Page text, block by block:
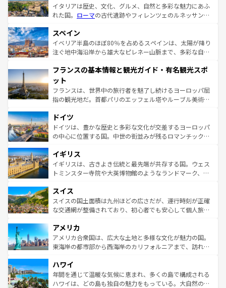
イタリアは歴史、文化、グルメ、自然と多彩な魅力にあふ
れた国。 ローマの古代遺跡やフィレンツェのルネッサンス
ろん、トスカーナの美しい田園風景やアマルフィ海岸の絶
景など、自然景観も見逃せない。観光の合間には、本場の
ピザやパスタなど、絶品のイタリア料理を堪能することも
ませてくれるイタリアで、忘れられない旅をしてみよう！
なお、新着のイタリア情報は
しい。
スペイン
イベリア半島のほぼ80％を占めるスペインは、太陽が降り
注ぐ地中海沿岸から雄大なピレネー山脈まで、多彩な自然
文化が根付くこの国では、情熱的なフラメンコ、熱気あふ
れる闘牛、そして美味しいタパスが生活の一部となってい
る。首都マドリードの洗練された雰囲気や、バルセロナの
アートに溢れた街角から、地方では古代ローマ遺跡や中世
せる。地方によって風土や気候が異なるスペインはその個
性で訪れる人を魅了する。 なお、新着のスペイン情報は コ
ンテンツ一覧を参照してほしい。
フランスの基本情報と観光ガイド・有名観光スポ
ット
フランスは、世界中の旅行者を魅了し続けるヨーロッパ屈
指の観光地だ。首都パリのエッフェル塔やルーブル美術館
で、幅広い魅力が詰まっている。華麗な宮殿、歴史的な大
聖堂、美しいビーチ、そして豊かな自然が、訪れる者を心
から魅了する。また、フランスは美食の国としても知ら
いる。シャンパンの発祥地であるランス、プロヴァンスの
香り高いラベンダー畑など、多彩な楽しみ方が可能だ。さ
らに、パリ以外の地域にも魅力が溢れており、どの街角に
れる地方に足を運ぶとそれぞれで全く異なる文化を体験で
きるだろう。 なお、新着のフランス情報はコンテンツ一覧
を参照してほしい。
ドイツ
ドイツは、豊かな歴史と多彩な文化が交差するヨーロッパ
の中心に位置する国。中世の街並みが残るロマンチック街
顔を持つこの国は、どこを歩いても飽きることがない。ベ
ルリンの文化的活気、バイエルン州のアルプスの絶景、そ
してライン川沿いのワイン畑といった風景は必見。ビール
は、お酒好きな人にはぜひ体験してほしい。 なお、新着の
ドイツ情報はコンテンツ一覧を参照してほしい。
イギリス
イギリスは、古きよき伝統と最先端が共存する国。ウェス
トミンスター寺院や大英博物館のようなランドマーク、歴
リアごとに異なる魅力がある。また、優雅なアフタヌーン
ティー、ビール好きにはたまらない英国パブ、サッカー観
戦など、本場だからこそできる体験も豊富。イギリスを旅
ンツ一覧を参照してほしい。
スイス
スイスの国土面積は九州ほどの広さだが、運行時刻が正確
な交通網が整備されており、初心者でも安心して個人旅行
の建物がそのまま残る町や、スイスならではのユニークな
博物館もあり、アルプス観光だけでなく町歩きも満喫する
ことができる。国民の所得が高いため物価も高いが、旅行
ば市内交通費無料で観光を楽しむこともできる。 なお、新
着のスイス情報はコンテンツ一覧 を参照してほしい。
アメリカ
アメリカ合衆国は、広大な土地と多様な文化が魅力の国。
東海岸の都市部から西海岸のカリフォルニアまで、訪れる
のような巨大都市は、観光、ショッピング、エンターテイ
ンメントが詰まった刺激的なスポットだ。一方、アメリカ
西部には大自然が広がり、グランドキャニオンやイエロー
ハワイ
年間を通じて温暖な気候に恵まれ、多くの島で構成される
ハワイは、どの島も独自の魅力をもっている。大自然の神